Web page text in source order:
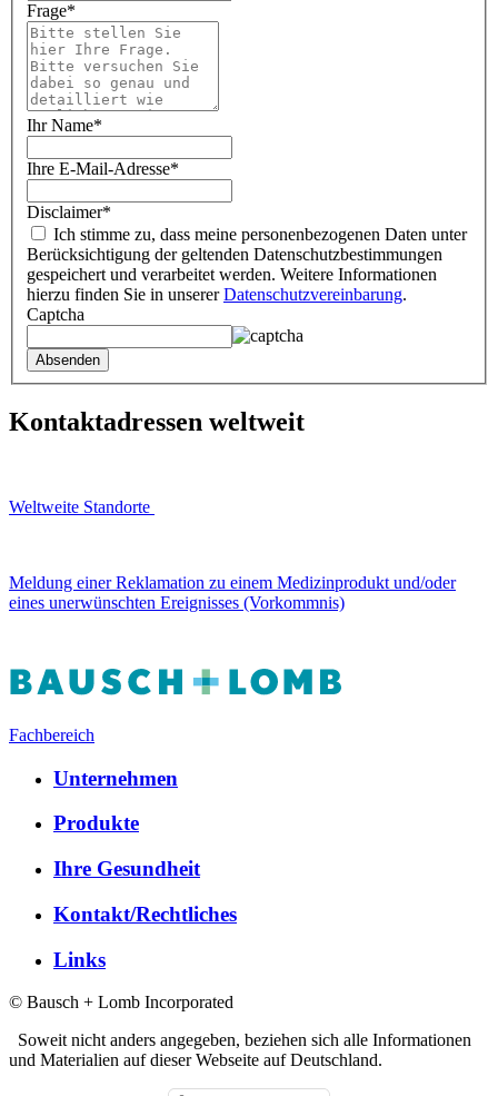
Frage*
Ihr Name*
Ihre E-Mail-Adresse*
Disclaimer*
Berücksichtigung der geltenden Datenschutzbestimmungen
gespeichert und verarbeitet werden. Weitere Informationen
hierzu finden Sie in unsererDatenschutzvereinbarung.
Captcha
Kontaktadressen weltweit
Weltweite Standorte
Meldung einer Reklamation zu einem Medizinprodukt und/oder
eines unerwünschten Ereignisses (Vorkommnis)
Fachbereich
Unternehmen
Produkte
Ihre Gesundheit
Kontakt/Rechtliches
Links
© Bausch + Lomb Incorporated
Soweit nicht anders angegeben, beziehen sich alle Informationen
und Materialien auf dieser Webseite auf Deutschland.